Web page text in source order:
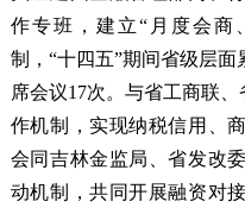
作专班，建立“月度会商
制，“十四五”期间省级层
席会议17次。与省工商联
作机制，实现纳税信用、
会同吉林金监局、省发改
动机制，共同开展融资对